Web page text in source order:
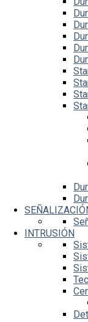
INTRUSIÓN